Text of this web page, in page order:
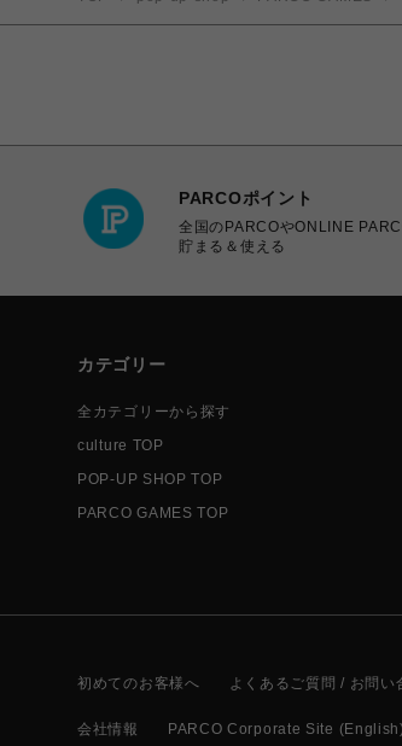
PARCOポイント
全国のPARCOやONLINE
貯まる＆使える
カテゴリー
全カテゴリーから探す
culture TOP
POP-UP SHOP TOP
PARCO GAMES TOP
初めてのお客様へ よくあるご質問 / お問い
会社情報 PARCO Corporate Site (English)